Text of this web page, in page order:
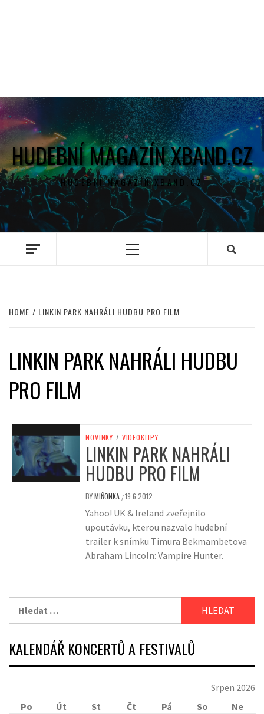
HUDEBNÍ MAGAZÍN XBAND.CZ
HUDEBNÍ MAGAZÍN XBAND.CZ
Primary
HOME LINKIN PARK NAHRÁLI HUDBU PRO FILM
LINKIN PARK NAHRÁLI HUDBU
PRO FILM
NOVINKY / VIDEOKLIPY
LINKIN PARK NAHRÁLI
HUDBU PRO FILM
BYMIŇONKA /19.6.2012
Yahoo! UK & Ireland zveřejnilo
upoutávku, kterou nazvalo hudební
trailer k snímku Timura Bekmambetova
Abraham Lincoln: Vampire Hunter.
KALENDÁŘ KONCERTŮ A FESTIVALŮ
Srpen 2026
Po
Út St Čt Pá So
Ne